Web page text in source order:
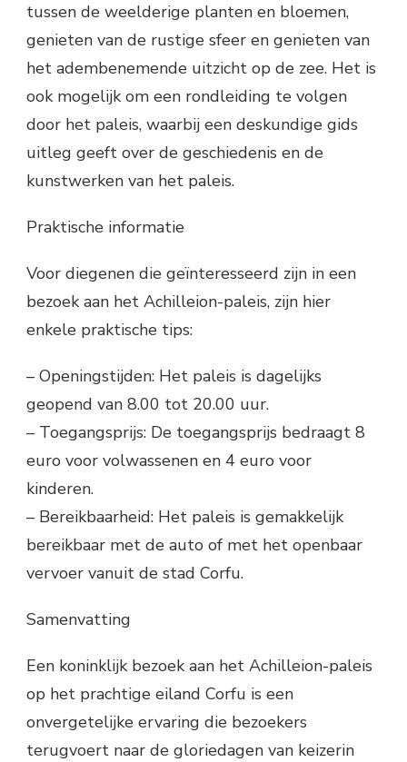
tussen de weelderige planten en bloemen,
genieten van de rustige sfeer en genieten van
het adembenemende uitzicht op de zee. Het is
ook mogelijk om een rondleiding te volgen
door het paleis, waarbij een deskundige gids
uitleg geeft over de geschiedenis en de
kunstwerken van het paleis.
Praktische informatie
Voor diegenen die geïnteresseerd zijn in een
bezoek aan het Achilleion-paleis, zijn hier
enkele praktische tips:
– Openingstijden: Het paleis is dagelijks
geopend van 8.00 tot 20.00 uur.
– Toegangsprijs: De toegangsprijs bedraagt 8
euro voor volwassenen en 4 euro voor
kinderen.
– Bereikbaarheid: Het paleis is gemakkelijk
bereikbaar met de auto of met het openbaar
vervoer vanuit de stad Corfu.
Samenvatting
Een koninklijk bezoek aan het Achilleion-paleis
op het prachtige eiland Corfu is een
onvergetelijke ervaring die bezoekers
terugvoert naar de gloriedagen van keizerin